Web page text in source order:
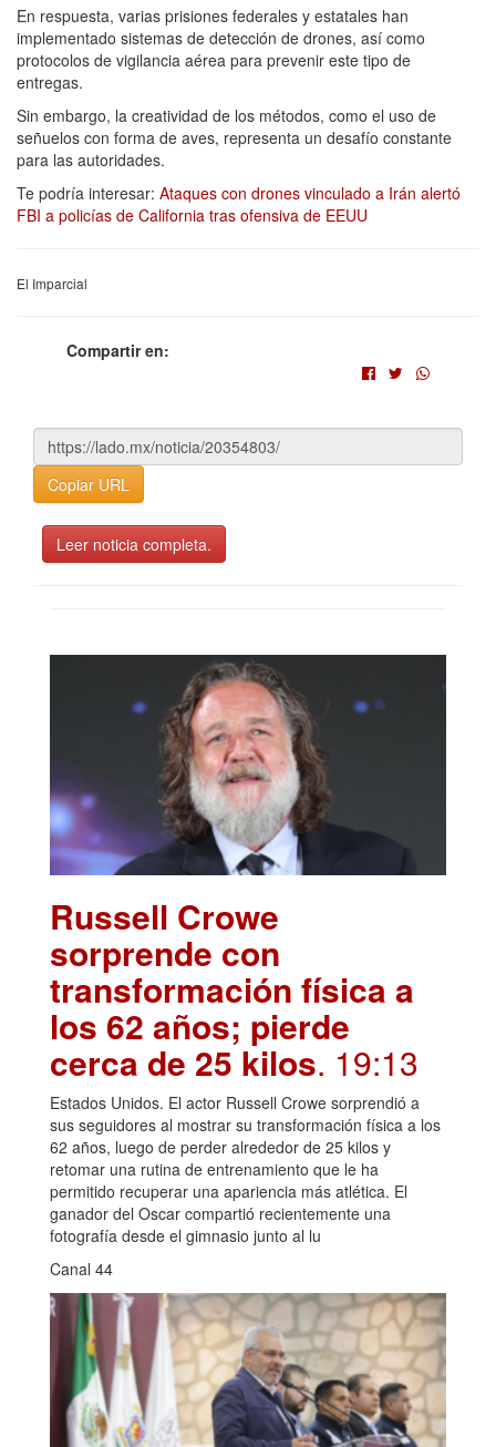
En respuesta, varias prisiones federales y estatales han
implementado sistemas de detección de drones, así como
protocolos de vigilancia aérea para prevenir este tipo de
entregas.
Sin embargo, la creatividad de los métodos, como el uso de
señuelos con forma de aves, representa un desafío constante
para las autoridades.
Te podría interesar: Ataques con drones vinculado a Irán alertó
FBI a policías de California tras ofensiva de EEUU
El Imparcial
Compartir en:
Copiar URL
Leer noticia completa.
Russell Crowe
sorprende con
transformación física a
los 62 años; pierde
cerca de 25 kilos. 19:13
Estados Unidos. El actor Russell Crowe sorprendió a
sus seguidores al mostrar su transformación física a los
62 años, luego de perder alrededor de 25 kilos y
retomar una rutina de entrenamiento que le ha
permitido recuperar una apariencia más atlética. El
ganador del Oscar compartió recientemente una
fotografía desde el gimnasio junto al lu
Canal 44